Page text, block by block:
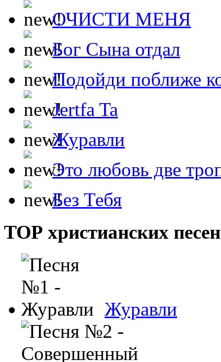
ОЧИСТИ МЕНЯ
Бог Сына отдал
Подойди поближе
Jertfa Ta
Журавли
Это любовь две
Без Тебя
ТОР христианских песен
Журавли